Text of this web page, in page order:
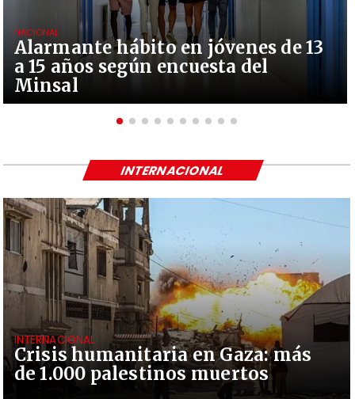
Alarmante hábito en jóvenes de 13
a 15 años según encuesta del
Minsal
NACIONAL
Crisis humanitaria en Gaza: más
de 1.000 palestinos muertos
INTERNACIONAL
INTERNACIONAL